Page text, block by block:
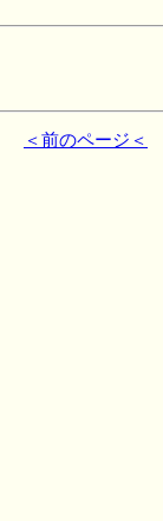
＜前のページ＜